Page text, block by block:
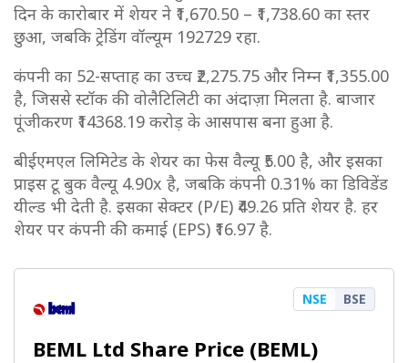
दिन के कारोबार में शेयर ने ₹1,670.50 – ₹1,738.60 का स्तर
छुआ, जबकि ट्रेडिंग वॉल्यूम 192729 रहा.
कंपनी का 52-सप्ताह का उच्च ₹2,275.75 और निम्न ₹1,355.00
है, जिससे स्टॉक की वोलैटिलिटी का अंदाज़ा मिलता है. बाजार
पूंजीकरण ₹14368.19 करोड़ के आसपास बना हुआ है.
बीईएमएल लिमिटेड के शेयर का फेस वैल्यू ₹5.00 है, और इसका
प्राइस टू बुक वैल्यू 4.90x है, जबकि कंपनी 0.31% का डिविडेंड
यील्ड भी देती है. इसका सेक्टर (P/E) ₹49.26 प्रति शेयर है. हर
शेयर पर कंपनी की कमाई (EPS) ₹16.97 है.
BEML Ltd Share Price (BEML)
NSE BSE